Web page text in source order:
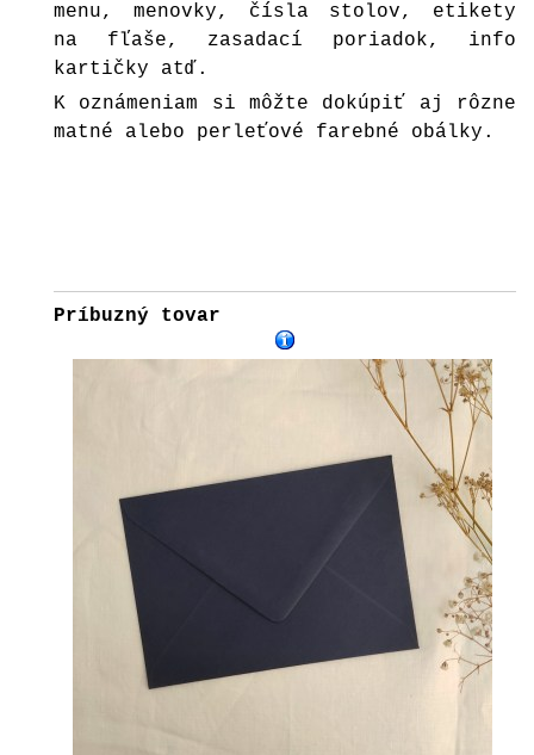
menu, menovky, čísla stolov, etikety
na fľaše, zasadací poriadok, info
kartičky atď.
K oznámeniam si môžte dokúpiť aj rôzne
matné alebo perleťové farebné obálky .
Príbuzný tovar